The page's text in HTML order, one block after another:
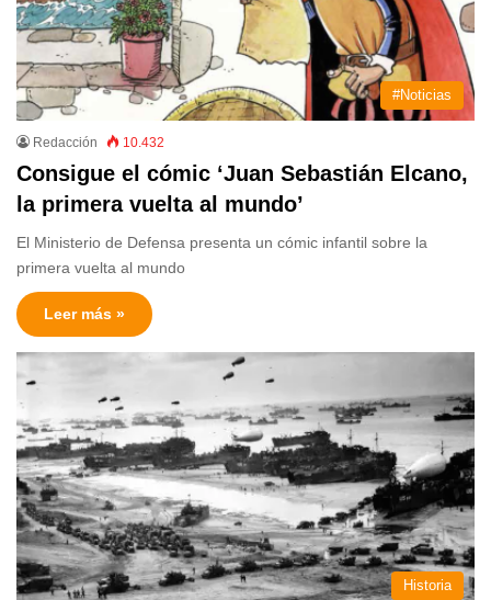
#Noticias
Redacción 10.432
Consigue el cómic ‘Juan Sebastián Elcano,
la primera vuelta al mundo’
El Ministerio de Defensa presenta un cómic infantil sobre la
primera vuelta al mundo
Leer más »
Historia